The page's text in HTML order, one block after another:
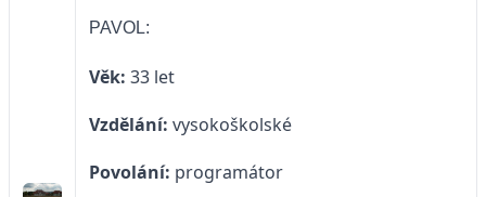
PAVOL:
Věk: 33 let
Vzdělání: vysokoškolské
Povolání: programátor